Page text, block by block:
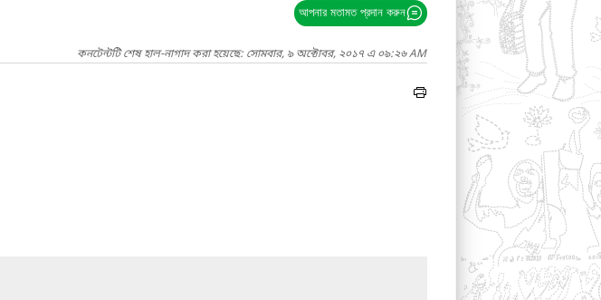
আপনার মতামত প্রদান করুন
কনটেন্টটি শেষ হাল-নাগাদ করা হয়েছে: সোমবার, ৯ অক্টোবর, ২০১৭ এ ০৯:২৬ AM